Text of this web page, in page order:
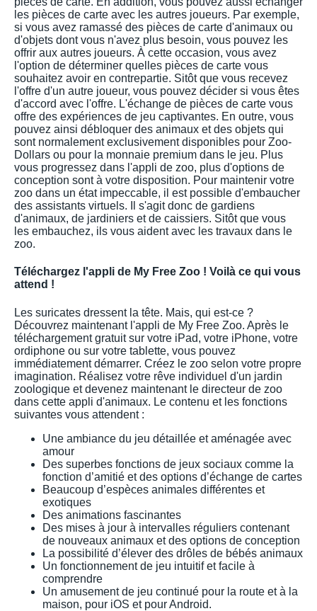
les pièces de carte avec les autres joueurs. Par exemple,
si vous avez ramassé des pièces de carte d'animaux ou
d'objets dont vous n'avez plus besoin, vous pouvez les
offrir aux autres joueurs. À cette occasion, vous avez
l'option de déterminer quelles pièces de carte vous
souhaitez avoir en contrepartie. Sitôt que vous recevez
l'offre d'un autre joueur, vous pouvez décider si vous êtes
d'accord avec l'offre. L'échange de pièces de carte vous
offre des expériences de jeu captivantes. En outre, vous
pouvez ainsi débloquer des animaux et des objets qui
sont normalement exclusivement disponibles pour Zoo-
Dollars ou pour la monnaie premium dans le jeu. Plus
vous progressez dans l'appli de zoo, plus d'options de
conception sont à votre disposition. Pour maintenir votre
zoo dans un état impeccable, il est possible d'embaucher
des assistants virtuels. Il s'agit donc de gardiens
d'animaux, de jardiniers et de caissiers. Sitôt que vous
les embauchez, ils vous aident avec les travaux dans le
zoo.
Téléchargez l'appli de My Free Zoo ! Voilà ce qui vous
attend !
Les suricates dressent la tête. Mais, qui est-ce ?
Découvrez maintenant l'appli de My Free Zoo. Après le
téléchargement gratuit sur votre iPad, votre iPhone, votre
ordiphone ou sur votre tablette, vous pouvez
immédiatement démarrer. Créez le zoo selon votre propre
imagination. Réalisez votre rêve individuel d'un jardin
zoologique et devenez maintenant le directeur de zoo
dans cette appli d'animaux. Le contenu et les fonctions
suivantes vous attendent :
Une ambiance du jeu détaillée et aménagée avec
amour
Des superbes fonctions de jeux sociaux comme la
fonction d’amitié et des options d’échange de cartes
Beaucoup d’espèces animales différentes et
exotiques
Des animations fascinantes
Des mises à jour à intervalles réguliers contenant
de nouveaux animaux et des options de conception
La possibilité d’élever des drôles de bébés animaux
Un fonctionnement de jeu intuitif et facile à
comprendre
Un amusement de jeu continué pour la route et à la
maison, pour iOS et pour Android.